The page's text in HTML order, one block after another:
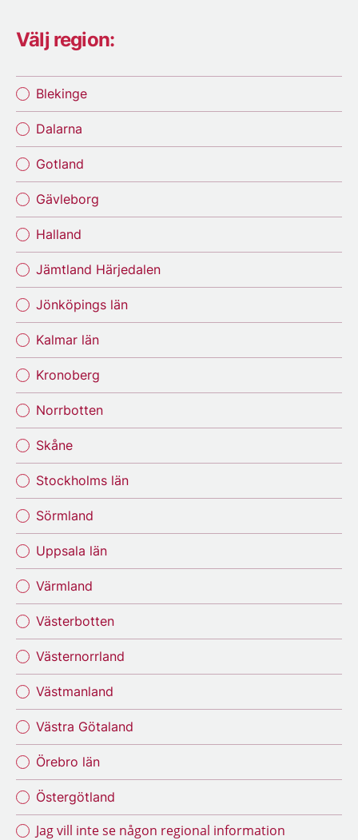
Välj region:
Blekinge
Dalarna
Gotland
Gävleborg
Halland
Jämtland Härjedalen
Jönköpings län
Kalmar län
Kronoberg
Norrbotten
Skåne
Stockholms län
Sörmland
Uppsala län
Värmland
Västerbotten
Västernorrland
Västmanland
Västra Götaland
Örebro län
Östergötland
Jag vill inte se någon regional information